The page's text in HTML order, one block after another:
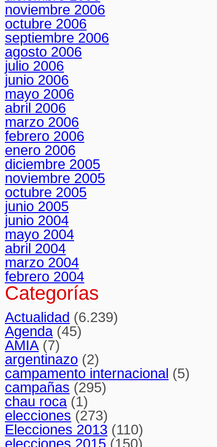
noviembre 2006
octubre 2006
septiembre 2006
agosto 2006
julio 2006
junio 2006
mayo 2006
abril 2006
marzo 2006
febrero 2006
enero 2006
diciembre 2005
noviembre 2005
octubre 2005
junio 2005
junio 2004
mayo 2004
abril 2004
marzo 2004
febrero 2004
Categorías
Actualidad (6.239)
Agenda(45)
AMIA (7)
argentinazo (2)
campamento internacional (5)
campañas (295)
chau roca(1)
elecciones (273)
Elecciones 2013 (110)
elecciones 2015 (150)